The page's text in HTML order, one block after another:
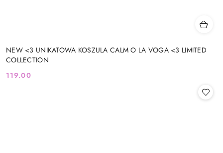
NEW <3 UNIKATOWA KOSZULA CALM O LA VOGA <3 LIMITED
COLLECTION
Cena:
119.00